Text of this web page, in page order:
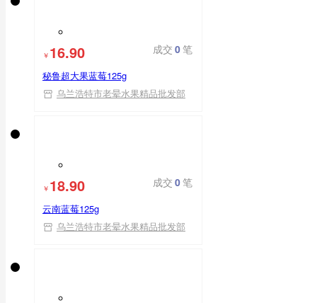
￥ 16.90 成交 0笔
秘鲁超大果蓝莓125g
乌兰浩特市老晕水果精品批发部
￥ 18.90 成交 0笔
云南蓝莓125g
乌兰浩特市老晕水果精品批发部